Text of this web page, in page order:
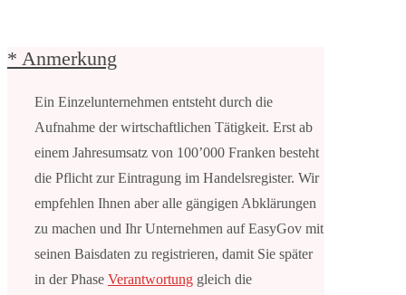
* Anmerkung
Ein Einzelunternehmen entsteht durch die
Aufnahme der wirtschaftlichen Tätigkeit. Erst ab
einem Jahresumsatz von 100’000 Franken besteht
die Pflicht zur Eintragung im Handelsregister. Wir
empfehlen Ihnen aber alle gängigen Abklärungen
zu machen und Ihr Unternehmen auf EasyGov mit
seinen Baisdaten zu registrieren, damit Sie später
in der Phase Verantwortung gleich die